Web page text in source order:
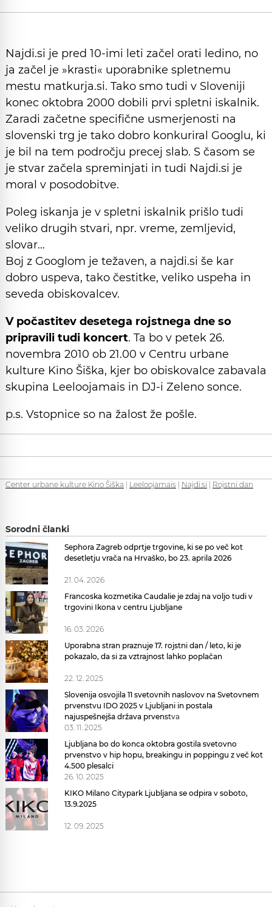
Najdi.si je pred 10-imi leti začel orati ledino, no
ja začel je »krasti« uporabnike spletnemu
mestu matkurja.si. Tako smo tudi v Sloveniji
konec oktobra 2000 dobili prvi spletni iskalnik.
Zaradi začetne specifične usmerjenosti na
slovenski trg je tako dobro konkuriral Googlu, ki
je bil na tem področju precej slab. S časom se
je stvar začela spreminjati in tudi Najdi.si je
moral v posodobitve.
Poleg iskanja je v spletni iskalnik prišlo tudi
veliko drugih stvari, npr. vreme, zemljevid,
slovar…
Boj z Googlom je težaven, a najdi.si še kar
dobro uspeva, tako čestitke, veliko uspeha in
seveda obiskovalcev.
V počastitev desetega rojstnega dne so
pripravili tudi koncert. Ta bo v petek 26.
novembra 2010 ob 21.00 v Centru urbane
kulture Kino Šiška , kjer bo obiskovalce zabavala
skupina Leeloojamais in DJ-i Zeleno sonce.
p.s. Vstopnice so na žalost že pošle.
Center urbane kulture Kino Šiška Leeloojamais Najdi.si Rojstni dan
Sorodni članki
Sephora Zagreb odprtje trgovine, ki se po več kot
desetletju vrača na Hrvaško, bo 23. aprila 2026
21. 04. 2026
Francoska kozmetika Caudalie je zdaj na voljo tudi v
trgovini Ikona v centru Ljubljane
16. 03. 2026
Uporabna stran praznuje 17. rojstni dan / leto, ki je
pokazalo, da si za vztrajnost lahko poplačan
22. 12. 2025
Slovenija osvojila 11 svetovnih naslovov na Svetovnem
prvenstvu IDO 2025 v Ljubljani in postala
najuspešnejša država prvenstva
03. 11. 2025
Ljubljana bo do konca oktobra gostila svetovno
prvenstvo v hip hopu, breakingu in poppingu z več kot
4.500 plesalci
26. 10. 2025
KIKO Milano Citypark Ljubljana se odpira v soboto,
13.9.2025
12. 09. 2025